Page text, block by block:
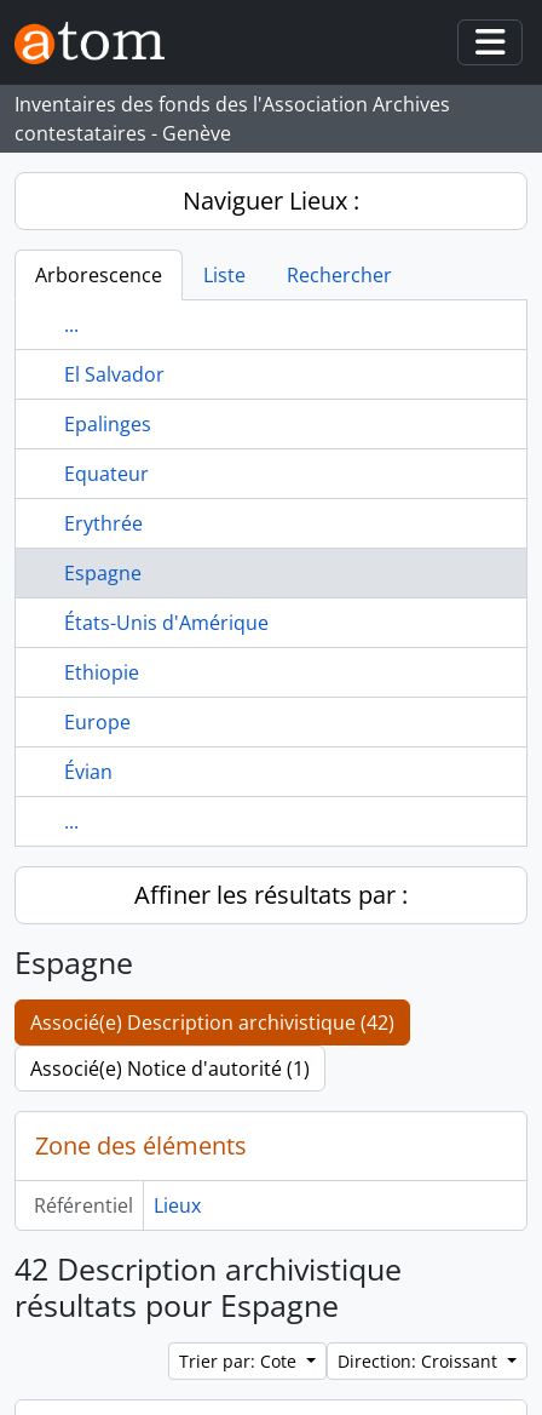
Skip to main content
Inventaires des fonds des l'Association Archives
contestataires - Genève
Naviguer Lieux :
Arborescence Liste
Rechercher
...
El Salvador
Epalinges
Equateur
Erythrée
Espagne
États-Unis d'Amérique
Ethiopie
Europe
Évian
...
Affiner les résultats par :
Espagne
Associé(e) Description archivistique (42)
Associé(e) Notice d'autorité (1)
Zone des éléments
Référentiel Lieux
42 Description archivistique
résultats pour Espagne
Trier par: Cote Direction: Croissant